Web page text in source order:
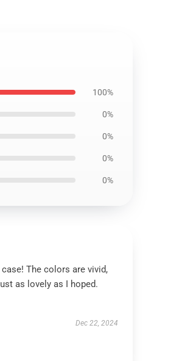
100%
0%
0%
0%
0%
The colors are vivid,
as lovely as I hoped.
Dec 22, 2024